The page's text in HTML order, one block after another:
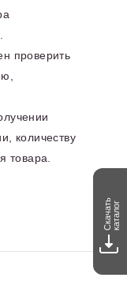
проверить
количеству
товара.
Скачатькаталог